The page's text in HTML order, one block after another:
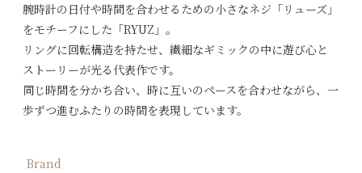
腕時計の日付や時間を合わせるための小さなネジ「リューズ」
をモチーフにした「RYUZ」。
リングに回転構造を持たせ、繊細なギミックの中に遊び心と
ストーリーが光る代表作です。
同じ時間を分かち合い、時に互いのペースを合わせながら、一
歩ずつ進むふたりの時間を表現しています。
Brand